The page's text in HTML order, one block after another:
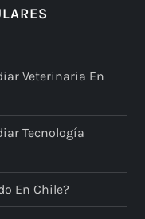
Veterinaria En
Tecnología
En Chile?